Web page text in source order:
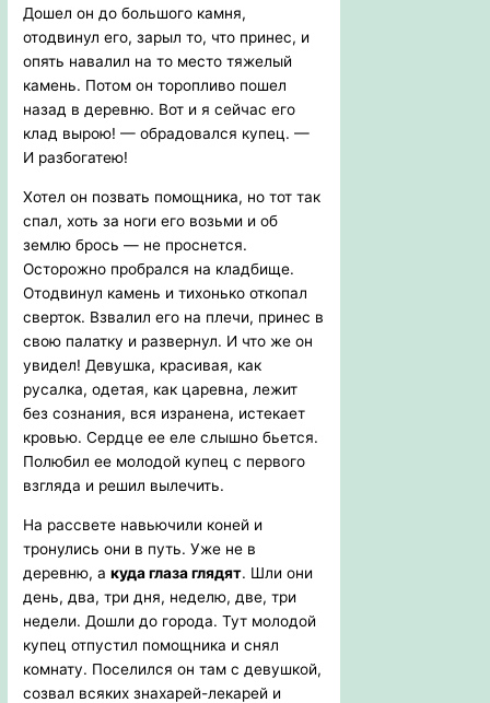
Дошел он до большого камня,
отодвинул его, зарыл то, что принес, и
опять навалил на то место тяжелый
камень. Потом он торопливо пошел
назад в деревню. Вот и я сейчас его
клад вырою! — обрадовался купец. —
И разбогатею!
Хотел он позвать помощника, но тот так
спал, хоть за ноги его возьми и об
землю брось — не проснется.
Осторожно пробрался на кладбище.
Отодвинул камень и тихонько откопал
сверток. Взвалил его на плечи, принес в
свою палатку и развернул. И что же он
увидел! Девушка, красивая, как
русалка, одетая, как царевна, лежит
без сознания, вся изранена, истекает
кровью. Сердце ее еле слышно бьется.
Полюбил ее молодой купец с первого
взгляда и решил вылечить.
На рассвете навьючили коней и
тронулись они в путь. Уже не в
деревню, акуда глаза глядят. Шли они
день, два, три дня, неделю, две, три
недели. Дошли до города. Тут молодой
купец отпустил помощника и снял
комнату. Поселился он там с девушкой,
созвал всяких знахарей-лекарей и